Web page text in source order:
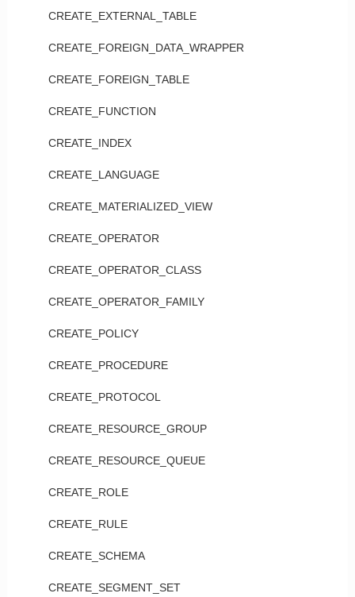
CREATE_EXTERNAL_TABLE
CREATE_FOREIGN_DATA_WRAPPER
CREATE_FOREIGN_TABLE
CREATE_FUNCTION
CREATE_INDEX
CREATE_LANGUAGE
CREATE_MATERIALIZED_VIEW
CREATE_OPERATOR
CREATE_OPERATOR_CLASS
CREATE_OPERATOR_FAMILY
CREATE_POLICY
CREATE_PROCEDURE
CREATE_PROTOCOL
CREATE_RESOURCE_GROUP
CREATE_RESOURCE_QUEUE
CREATE_ROLE
CREATE_RULE
CREATE_SCHEMA
CREATE_SEGMENT_SET